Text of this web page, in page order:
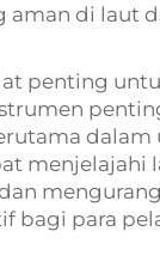
aman di laut
penting
dalam
menjelajahi
bagi para